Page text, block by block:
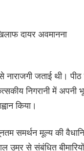
दायर अवमानना
जताई थी।
निगरानी में अपनी
किया।
समर्थन मूल्य की
उम्र से संबंधित बीमारियों